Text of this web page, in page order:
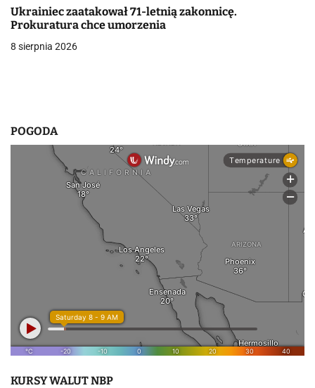
i
s
Ukrainiec zaatakował 71-letnią zakonnicę.
Prokuratura chce umorzenia
8 sierpnia 2026
POGODA
KURSY WALUT NBP